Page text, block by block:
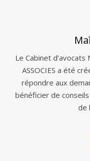
Le Cabinet d’avocats
ASSOCIES a été
répondre aux
bénéficier de
de